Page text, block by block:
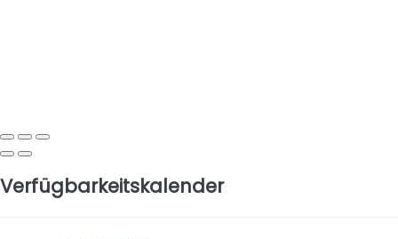
Verfügbarkeitskalender